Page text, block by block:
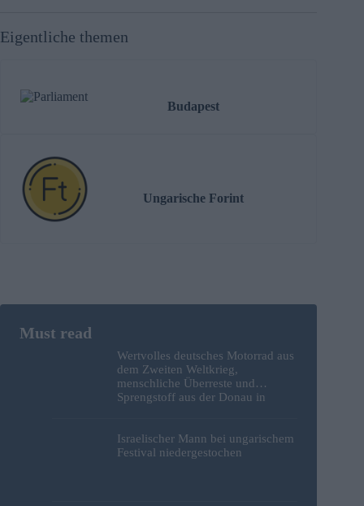
Eigentliche themen
Budapest
Ungarische Forint
Wertvolles deutsches Motorrad aus
dem Zweiten Weltkrieg,
menschliche Überreste und
Sprengstoff aus der Donau in
Israelischer Mann bei ungarischem
Festival niedergestochen